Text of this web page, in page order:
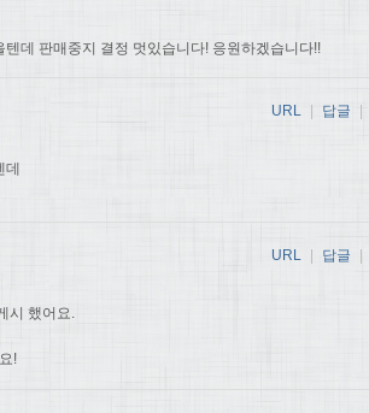
데 판매중지 결정 멋있습니다! 응원하겠습니다!!
URL 답글
시 했어요.
!
URL 답글